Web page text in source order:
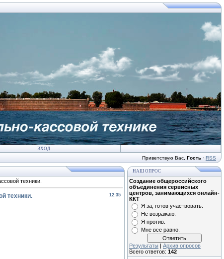
ВХОД
Приветствую Вас Гость · RSS
техники.
12:35
техники.
НАШ ОПРОС
Создание общероссийского
объединения сервисных
центров, занимающихся онлайн-
ККТ
Я за, готов участвовать.
Не возражаю.
Я против.
Мне все равно.
Результаты | Архив опросов
Всего ответов: 142